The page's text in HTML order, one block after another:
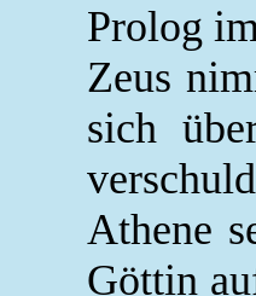
Prolog
Zeus
sich
Athene
Göttin